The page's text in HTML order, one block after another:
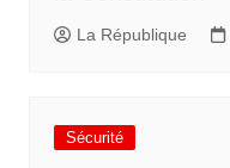
La République
Sécurité